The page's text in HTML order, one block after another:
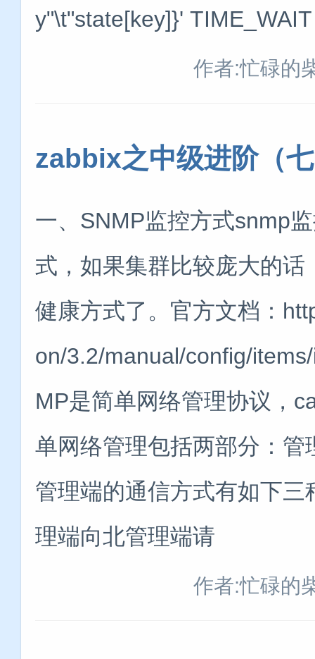
y"\t"state[key]}'
作者:忙碌的
zabbix之中级进阶（
一、SNMP监控方式snmp
式，如果集群比较庞大的
健康方式了。官方文档：
on/3.2/manual/config/
MP是简单网络管理协议，
单网络管理包括两部分：
管理端的通信方式有如下
理端向北管理端请
作者:忙碌的